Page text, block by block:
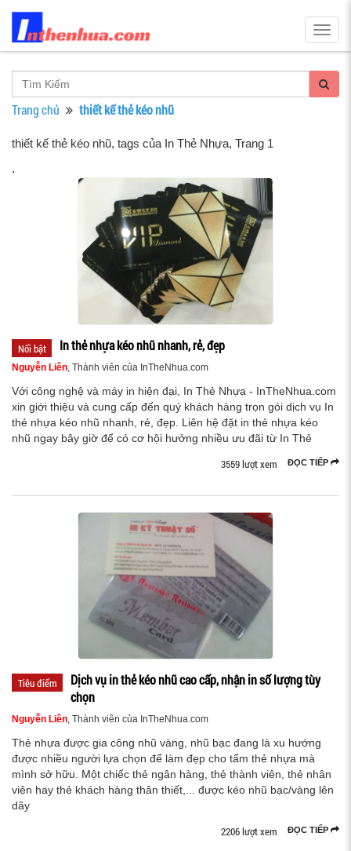
Trang chủ thiết kế thẻ kéo nhũ
thiết kế thẻ kéo nhũ, tags của In Thẻ Nhựa, Trang 1
.
Nổi bật In thẻ nhựa kéo nhũ nhanh, rẻ, đẹp
Nguyễn Liên, Thành viên của InTheNhua.com
Với công nghệ và máy in hiện đại, In Thẻ Nhựa - InTheNhua.com
xin giới thiệu và cung cấp đến quý khách hàng trọn gói dịch vụ In
thẻ nhựa kéo nhũ nhanh, rẻ, đẹp. Liên hệ đặt in thẻ nhựa kéo
nhũ ngay bây giờ để có cơ hội hưởng nhiều ưu đãi từ In Thẻ
ĐỌC TIẾP
3559 lượt xem
Tiêu điểm
Dịch vụ in thẻ kéo nhũ cao cấp, nhận in số lượng tùy
chọn
Nguyễn Liên, Thành viên của InTheNhua.com
Thẻ nhựa được gia công nhũ vàng, nhũ bạc đang là xu hướng
được nhiều người lựa chọn để làm đẹp cho tấm thẻ nhựa mà
mình sở hữu. Một chiếc thẻ ngân hàng, thẻ thành viên, thẻ nhân
viên hay thẻ khách hàng thân thiết,... được kéo nhũ bạc/vàng lên
dãy
ĐỌC TIẾP
2206 lượt xem